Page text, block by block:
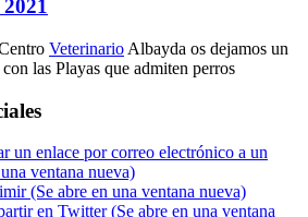
Veterinario Albayda os dejamos un
las Playas que admiten perros
un enlace por correo electrónico a un
ventana nueva)
(Se abre en una ventana nueva)
en Twitter (Se abre en una ventana